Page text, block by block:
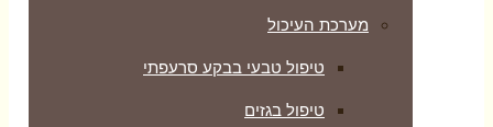
מערכת העיכול
טיפול טבעי בבקע סרעפתי
טיפול בגזים